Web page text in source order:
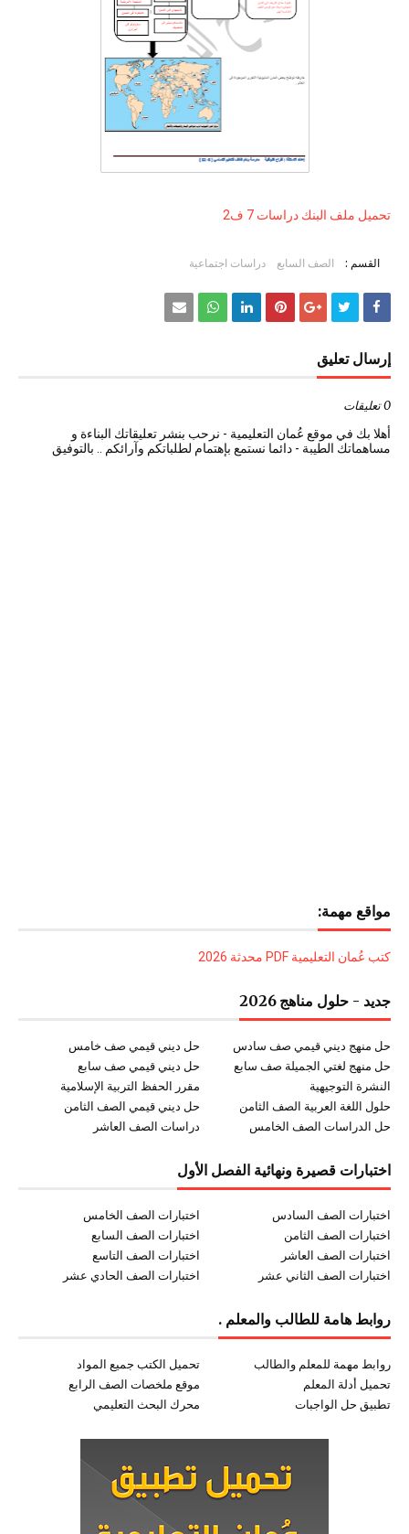
تحميل ملف البنك دراسات 7 ف2
القسم : الصف السابع دراسات اجتماعية
إرسال تعليق
0 تعليقات
أهلا بك في موقع عُمان التعليمية - نرحب بنشر تعليقاتك البناءة و
مساهماتك الطيبة - دائما نستمع بإهتمام لطلباتكم وآرائكم .. بالتوفيق
مواقع مهمة:
كتب عُمان التعليمية PDF محدثة 2026
جديد - حلول مناهج 2026
حل ديني قيمي صف خامس
حل منهج ديني قيمي صف سادس
حل ديني قيمي صف سابع
حل منهج لغتي الجميلة صف سابع
مقرر الحفظ التربية الإسلامية
النشرة التوجيهية
حل ديني قيمي الصف الثامن
حلول اللغة العربية الصف الثامن
دراسات الصف العاشر
حل الدراسات الصف الخامس
اختبارات قصيرة ونهائية الفصل الأول
اختبارات الصف الخامس
اختبارات الصف السادس
اختبارات الصف السابع
اختبارات الصف الثامن
اختبارات الصف التاسع
اختبارات الصف العاشر
اختبارات الصف الحادي عشر
اختبارات الصف الثاني عشر
روابط هامة للطالب والمعلم .
تحميل الكتب جميع المواد
روابط مهمة للمعلم والطالب
موقع ملخصات الصف الرابع
تحميل أدلة المعلم
محرك البحث التعليمي
تطبيق حل الواجبات